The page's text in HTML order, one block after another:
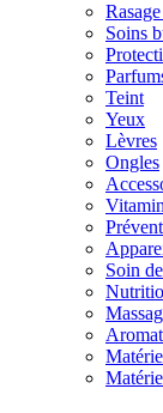
Soins
Teint
Yeux
Lèvres
Ongles
Soin